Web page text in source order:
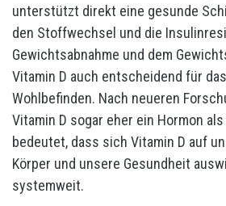
unterstützt direkt eine gesunde
den Stoffwechsel und die
Gewichtsabnahme und dem
Vitamin D auch entscheidend für
Wohlbefinden. Nach neueren
Vitamin D sogar eher ein Hormon
bedeutet, dass sich Vitamin D auf
Körper und unsere Gesundheit
systemweit.